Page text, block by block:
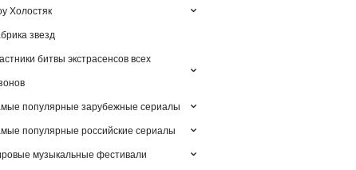
Холостяк
звезд
битвы экстрасенсов всех
популярные зарубежные сериалы
популярные российские сериалы
музыкальные фестивали